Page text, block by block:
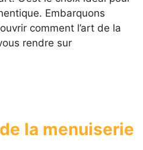
Embarquons
comment l’art de la
rendre sur
la menuiserie